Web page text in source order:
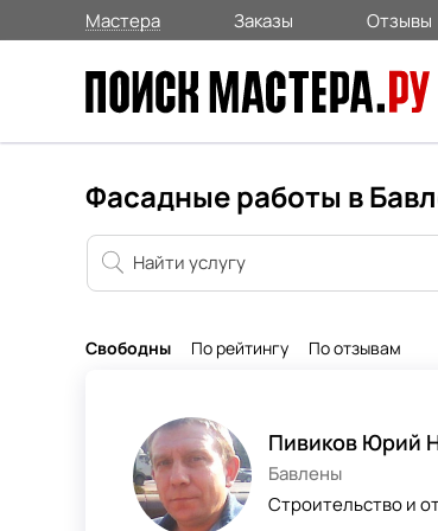
Мастера Заказы Отзывы
Фасадные работы в
Свободны По рейтингу По отзывам
Пивиков Юрий
Бавлены
Строительство и